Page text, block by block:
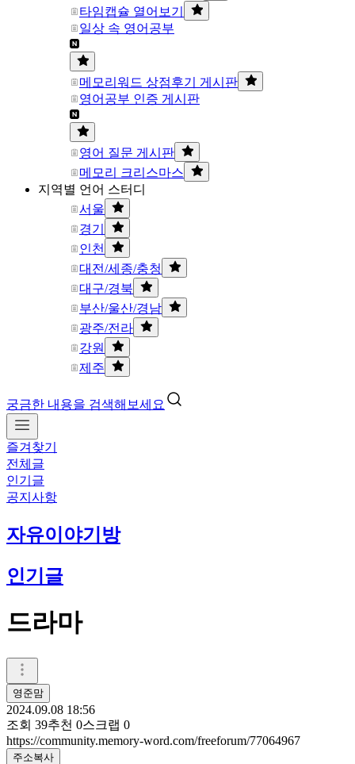
타임캡슐 열어보기
일상 속 영어공부
메모리워드 상점후기 게시판
영어공부 인증 게시판
영어 질문 게시판
메모리 크리스마스
지역별 언어 스터디
서울
경기
인천
대전/세종/충청
대구/경북
부산/울산/경남
광주/전라
강원
제주
궁금한 내용을 검색해보세요
즐겨찾기
전체글
인기글
공지사항
자유이야기방
인기글
드라마
영준맘
2024.09.08 18:56
조회 39추천 0스크랩 0
https://community.memory-word.com/freeforum/77064967
주소복사